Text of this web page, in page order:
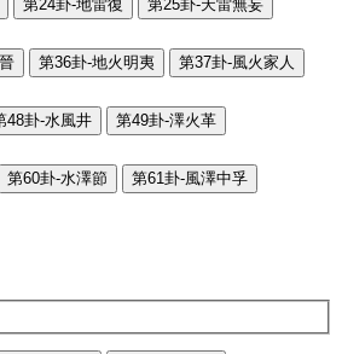
第24卦-地雷復 第25卦-天雷無妄
第36卦-地火明夷 第37卦-風火家人
48卦-水風井 第49卦-澤火革
第60卦-水澤節 第61卦-風澤中孚